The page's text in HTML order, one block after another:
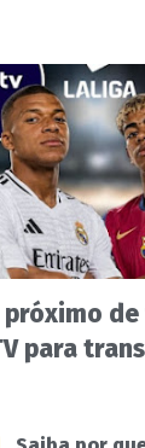
próximo
para